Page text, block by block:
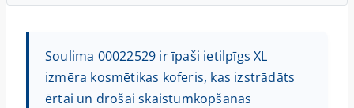
Soulima 00022529 ir īpaši ietilpīgs XL
izmēra kosmētikas koferis, kas izstrādāts
ērtai un drošai skaistumkopšanas